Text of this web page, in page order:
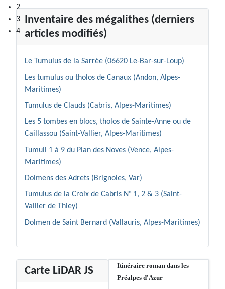
2
3
4
Inventaire des mégalithes (derniers
articles modifiés)
Le Tumulus de la Sarrée (06620 Le-Bar-sur-Loup)
Les tumulus ou tholos de Canaux (Andon, Alpes-
Maritimes)
Tumulus de Clauds (Cabris, Alpes-Maritimes)
Les 5 tombes en blocs, tholos de Sainte-Anne ou de
Caillassou (Saint-Vallier, Alpes-Maritimes)
Tumuli 1 à 9 du Plan des Noves (Vence, Alpes-
Maritimes)
Dolmens des Adrets (Brignoles, Var)
Tumulus de la Croix de Cabris N° 1, 2 & 3 (Saint-
Vallier de Thiey)
Dolmen de Saint Bernard (Vallauris, Alpes-Maritimes)
Carte LiDAR JS
Itinéraire roman dans les
Préalpes d'Azur